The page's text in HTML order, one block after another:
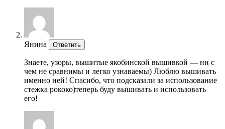
Янина Ответить
Знаете, узоры, вышитые якобинской вышивкой — ни с
чем не сравнимы и легко узнаваемы) Люблю вышивать
именно ней! Спасибо, что подсказали за использование
стежка рококо)теперь буду вышивать и использовать
его!